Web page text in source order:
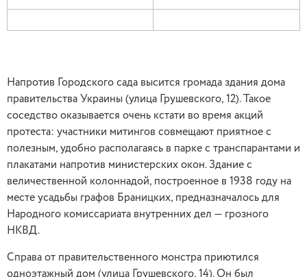
Напротив Городского сада высится громада здания дома
правительства Украины (улица Грушевского, 12). Такое
соседство оказывается очень кстати во время акций
протеста: участники митингов совмещают приятное с
полезным, удобно располагаясь в парке с транспарантами и
плакатами напротив министерских окон. Здание с
величественной колоннадой, построенное в 1938 году на
месте усадьбы графов Браницких, предназначалось для
Народного комиссариата внутренних дел — грозного
НКВД.
Справа от правительственного монстра приютился
одноэтажный дом (улица Грушевского, 14). Он был